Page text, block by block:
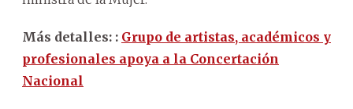
Más detalles: : Grupo de artistas, académicos y
profesionales apoya a la Concertación
Nacional